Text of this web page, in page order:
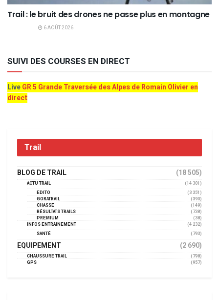
Trail : le bruit des drones ne passe plus en montagne
6 AOÛT 2026
SUIVI DES COURSES EN DIRECT
LiveGR 5 Grande Traversée des Alpes de Romain Olivier en
direct
Trail
BLOG DE TRAIL (18 505)
ACTU TRAIL
(14 301)
EDITO
(3 351)
GORATRAIL
(390)
CHASSE
(149)
RÉSULTATS TRAILS
(738)
PREMIUM
(38)
INFOS ENTRAINEMENT
(4 232)
SANTÉ
(793)
EQUIPEMENT (2 690)
CHAUSSURE TRAIL
(798)
GPS
(957)